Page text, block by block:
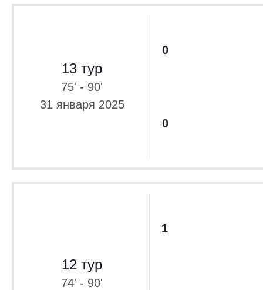
13 тур
75' - 90'
31 января 2025
0
0
12 тур
74' - 90'
1